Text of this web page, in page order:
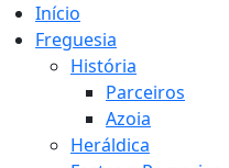
Início
Freguesia
História
Parceiros
Azoia
Heráldica